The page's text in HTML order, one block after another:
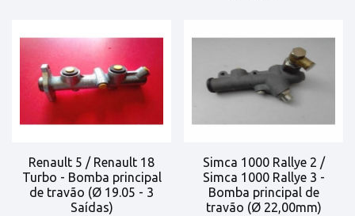
Renault 5 / Renault 18
Turbo - Bomba principal
de travão (Ø 19.05 - 3
Saídas)
Simca 1000 Rallye 2 /
Simca 1000 Rallye 3 -
Bomba principal de
travão (Ø 22,00mm)